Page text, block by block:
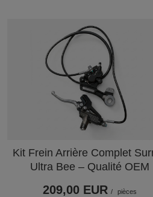
Kit Frein Arrière Complet
Ultra Bee – Qualité OEM
209,00 EUR / pièces